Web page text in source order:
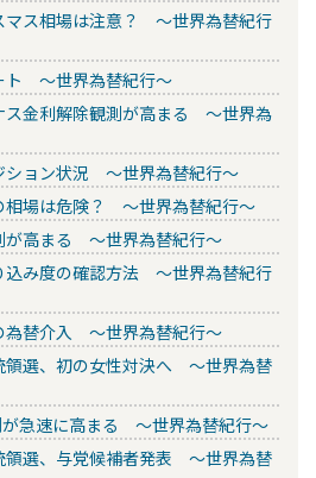
マス相場は注意？ ～世界為替紀行
ト ～世界為替紀行～
ス金利解除観測が高まる ～世界為
ション状況 ～世界為替紀行～
相場は危険？ ～世界為替紀行～
が高まる ～世界為替紀行～
込み度の確認方法 ～世界為替紀行
為替介入 ～世界為替紀行～
領選、初の女性対決へ ～世界為替
が急速に高まる ～世界為替紀行～
領選、与党候補者発表 ～世界為替